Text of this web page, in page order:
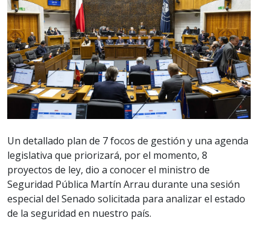
Un detallado plan de 7 focos de gestión y una agenda
legislativa que priorizará, por el momento, 8
proyectos de ley, dio a conocer el ministro de
Seguridad Pública Martín Arrau durante una sesión
especial del Senado solicitada para analizar el estado
de la seguridad en nuestro país.